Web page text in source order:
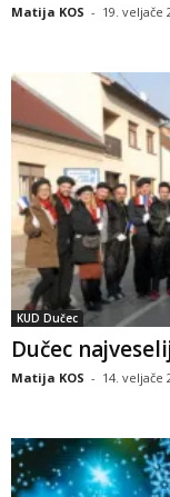
Matija KOS - 19. veljače
KUD Dučec
Dučec
Matija KOS - 14. veljače